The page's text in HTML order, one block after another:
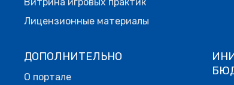
Лицензионные материалы
ДОПОЛНИТЕЛЬНО
О портале